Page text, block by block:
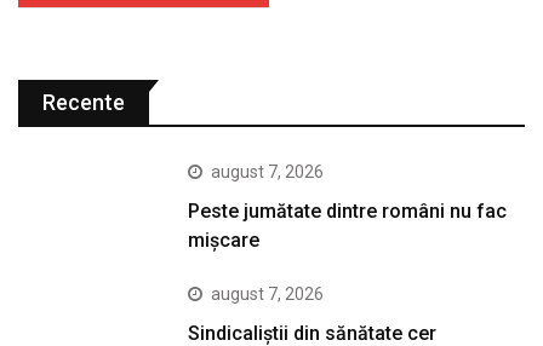
Recente
august 7, 2026
Peste jumătate dintre români nu fac
mișcare
august 7, 2026
Sindicaliștii din sănătate cer